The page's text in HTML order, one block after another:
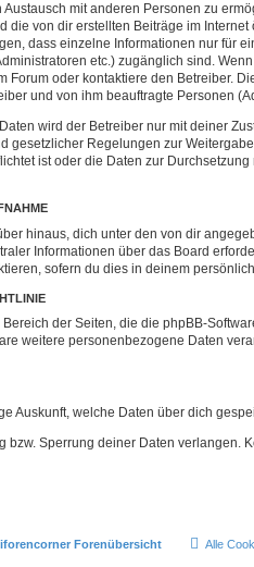
mit anderen Personen zu
die von dir erstellten Beiträge im
dass einzelne Informationen nur für
etc.) zugänglich sind.
Forum oder kontaktiere den Betreiber.
und von ihm beauftragte Personen
wird der Betreiber nur mit deiner
gesetzlicher Regelungen zur
ist oder die Daten zur
hinaus, dich unter den von dir
Informationen über das Board
sofern du dies in deinem
der Seiten, die die phpBB-
weitere personenbezogene Daten
Auskunft, welche Daten über dich
bzw. Sperrung deiner Daten verlangen.
Forenübersicht Alle